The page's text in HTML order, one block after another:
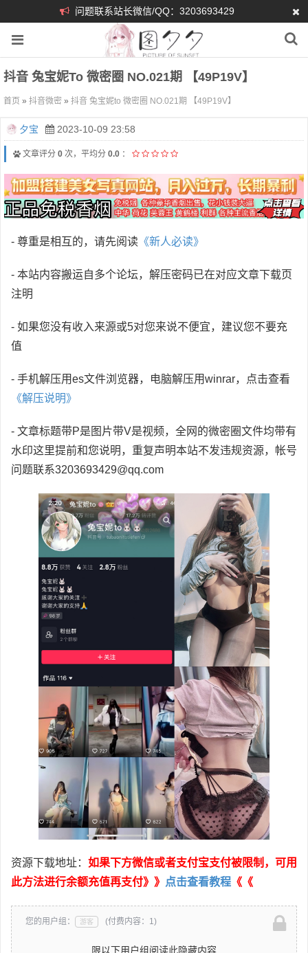
问题联系站长微信/QQ：3203693429
抖音 兔宝妮to 微密圈 NO.021期 【49P19V】
首页 » 抖音微密 » 抖音 兔宝妮to 微密圈 NO.021期 【49P19V】
夕宝 2023-10-09 23:58
文章评分 0 次，平均分 0.0 ：
- 尊重是相互的，请先阅读 《新人必读》
- 本站内容搬运自多个论坛，解压密码已在对应文章下载页
注明
- 如果您没有收入来源或5对您来说不便宜，建议您不要充
值
- 手机解压用es文件浏览器，电脑解压用winrar，点击查看
《解压说明》
- 文章标题带P是图片带V是视频，全网的微密圈文件均带有
水印这里提前和您说明，重复声明本站不发违规资源，帐号
问题联系3203693429@qq.com
资源下载地址： 如果下方微信或者支付宝支付被限制，可用
此方法进行余额充值再支付》》 点击查看教程 《《
您的用户组： 游客 (付费内容：1)
限以下用户组阅读此隐藏内容